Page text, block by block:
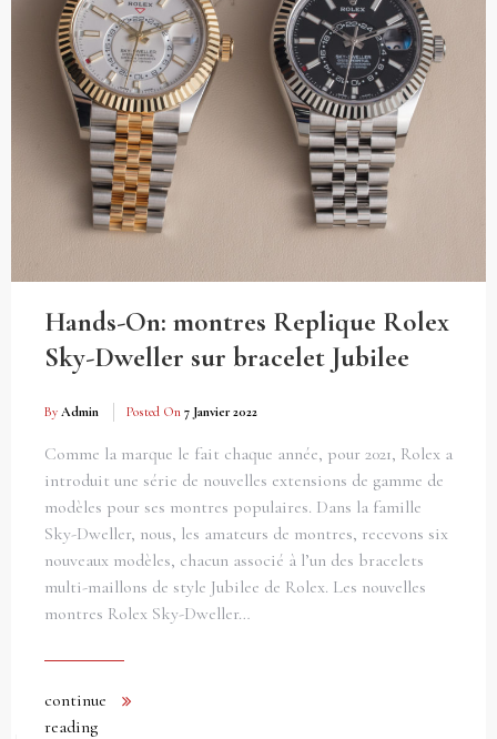
Hands-On: montres Replique Rolex
Sky-Dweller sur bracelet Jubilee
By Admin Posted On 7 Janvier 2022
Comme la marque le fait chaque année, pour 2021, Rolex a
introduit une série de nouvelles extensions de gamme de
modèles pour ses montres populaires. Dans la famille
Sky-Dweller, nous, les amateurs de montres, recevons six
nouveaux modèles, chacun associé à l’un des bracelets
multi-maillons de style Jubilee de Rolex. Les nouvelles
montres Rolex Sky-Dweller…
continue
reading